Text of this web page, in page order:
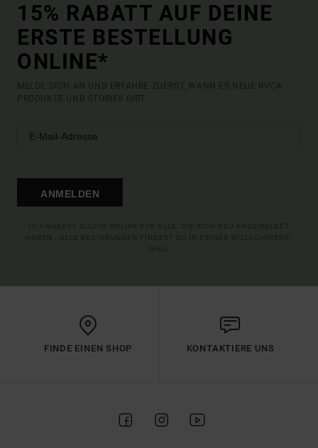
15% RABATT AUF DEINE
ERSTE BESTELLUNG
ONLINE*
MELDE DICH AN UND ERFAHRE ZUERST, WANN ES NEUE RVCA
PRODUKTE UND STORIES GIBT.
ANMELDEN
FINDE EINEN SHOP KONTAKTIERE UNS